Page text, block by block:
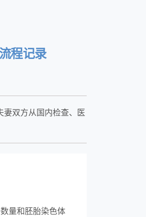
程记录
妻双方从国内检查、医
量和胚胎染色体